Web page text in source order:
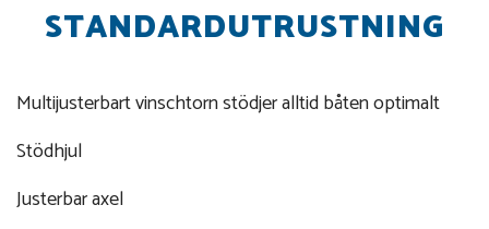
STANDARDUTRUSTNING
Multijusterbart vinschtorn stödjer alltid båten optimalt
Stödhjul
Justerbar axel